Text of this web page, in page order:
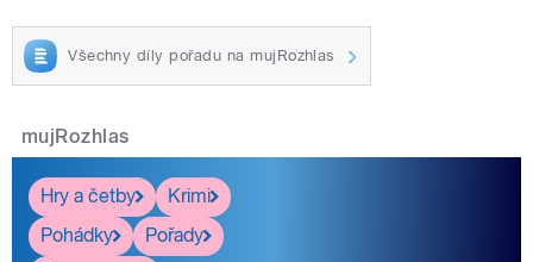
Všechny díly pořadu na mujRozhlas
mujRozhlas
Hry a četby
Krimi
Pohádky
Pořady